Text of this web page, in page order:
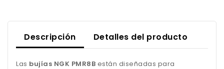
Descripción Detalles del producto
Las bujías NGK PMR8B están diseñadas para